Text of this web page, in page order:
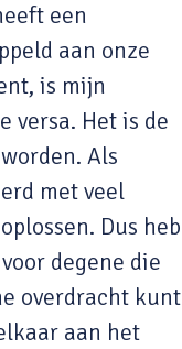
een
aan onze
is mijn
versa. Het is de
Als
met veel
Dus heb
degene die
overdracht kunt
aan het